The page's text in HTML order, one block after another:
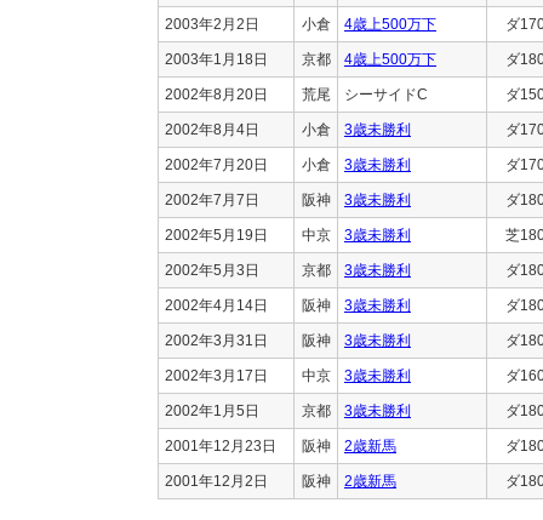
2003年2月2日 小倉 4歳上500万下 ダ
2003年1月18日 京都 4歳上500万下 ダ
2002年8月20日 荒尾 シーサイドC ダ
2002年8月4日 小倉 3歳未勝利 ダ
2002年7月20日 小倉 3歳未勝利 ダ
2002年7月7日 阪神 3歳未勝利 ダ
2002年5月19日 中京 3歳未勝利 芝
2002年5月3日 京都 3歳未勝利 ダ
2002年4月14日 阪神 3歳未勝利 ダ
2002年3月31日 阪神 3歳未勝利 ダ
2002年3月17日 中京 3歳未勝利 ダ
2002年1月5日 京都 3歳未勝利 ダ
2001年12月23日 阪神 2歳新馬 ダ
2001年12月2日 阪神 2歳新馬 ダ